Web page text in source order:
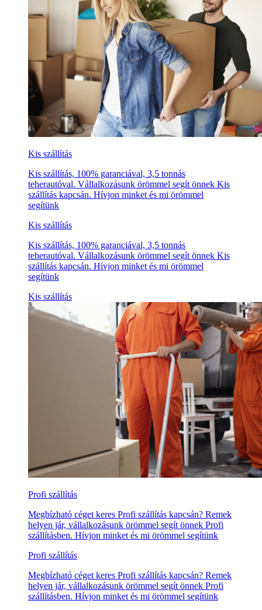
Kis szállítás
Kis szállítás, 100% garanciával, 3,5 tonnás
teherautóval. Vállalkozásunk örömmel segít önnek Kis
szállítás kapcsán. Hívjon minket és mi örömmel
segítünk
Kis szállítás
Kis szállítás, 100% garanciával, 3,5 tonnás
teherautóval. Vállalkozásunk örömmel segít önnek Kis
szállítás kapcsán. Hívjon minket és mi örömmel
segítünk
Kis szállítás
Profi szállítás
Megbízható céget keres Profi szállítás kapcsán? Remek
helyen jár, vállalkozásunk örömmel segít önnek Profi
szállításben. Hívjon minket és mi örömmel segítünk
Profi szállítás
Megbízható céget keres Profi szállítás kapcsán? Remek
helyen jár, vállalkozásunk örömmel segít önnek Profi
szállításben. Hívjon minket és mi örömmel segítünk